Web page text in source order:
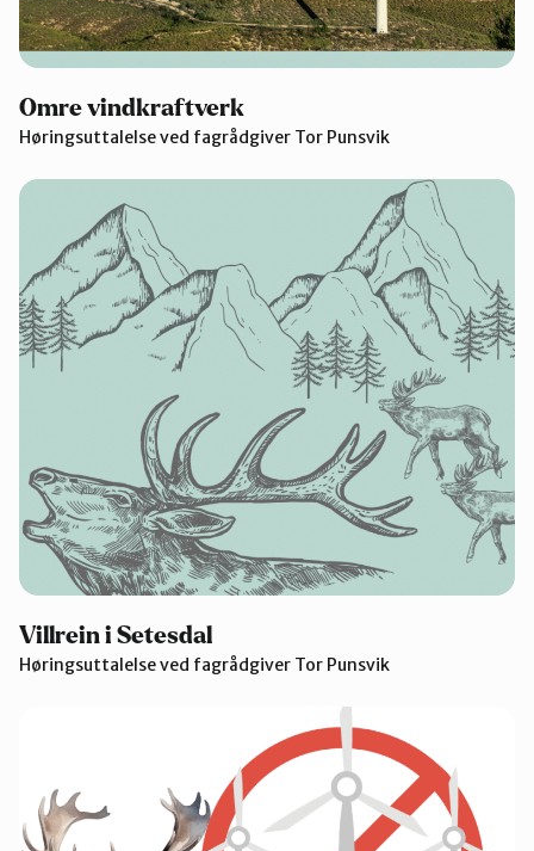
Omre vindkraftverk
Høringsuttalelse ved fagrådgiver Tor Punsvik
Villrein i Setesdal
Høringsuttalelse ved fagrådgiver Tor Punsvik